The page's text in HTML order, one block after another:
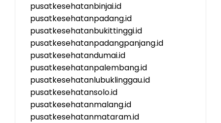
pusatkesehatanbinjai.id
pusatkesehatanpadang.id
pusatkesehatanbukittinggi.id
pusatkesehatanpadangpanjang.id
pusatkesehatandumai.id
pusatkesehatanpalembang.id
pusatkesehatanlubuklinggau.id
pusatkesehatansolo.id
pusatkesehatanmalang.id
pusatkesehatanmataram.id